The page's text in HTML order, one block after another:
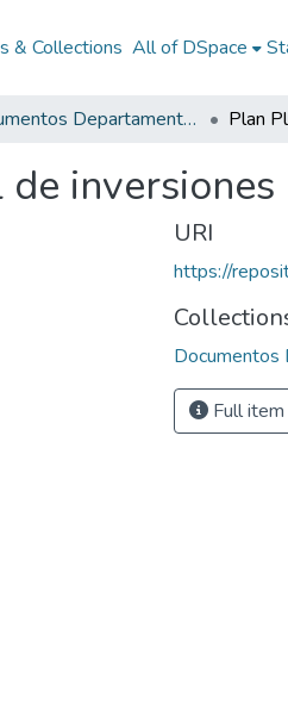
& Collections All of DSpace
Documentos Departamentales
URI
https://
Documentos
Full